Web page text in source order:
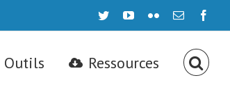
twitteryoutubeflickrEmail
Outils Ressources